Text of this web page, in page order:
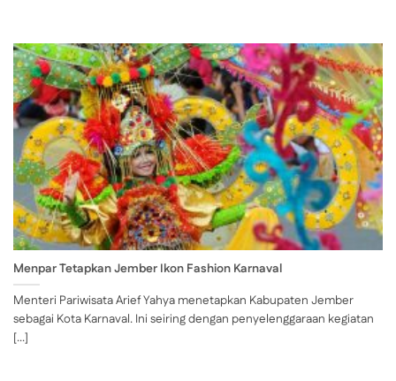
Menpar Tetapkan Jember Ikon Fashion Karnaval
Menteri Pariwisata Arief Yahya menetapkan Kabupaten Jember
sebagai Kota Karnaval. Ini seiring dengan penyelenggaraan kegiatan
[...]